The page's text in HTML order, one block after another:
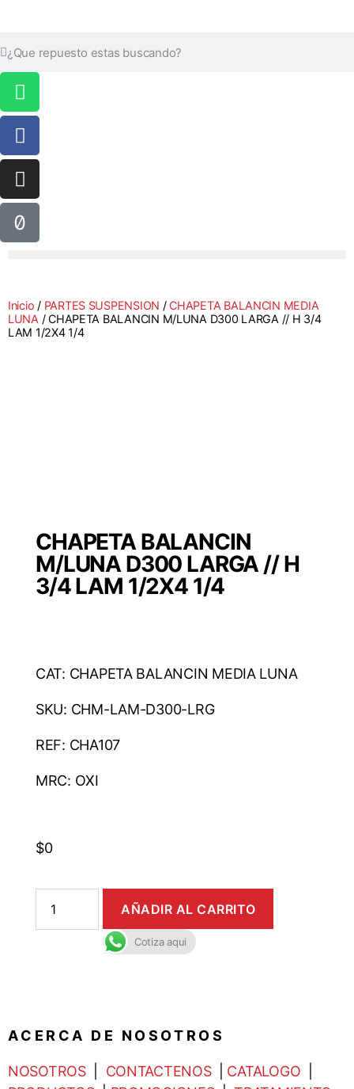
Inicio / PARTES SUSPENSION / CHAPETA BALANCIN MEDIA
LUNA / CHAPETA BALANCIN M/LUNA D300 LARGA // H 3/4
LAM 1/2X4 1/4
CHAPETA BALANCIN
M/LUNA D300 LARGA // H
3/4 LAM 1/2X4 1/4
CAT: CHAPETA BALANCIN MEDIA LUNA
SKU: CHM-LAM-D300-LRG
REF: CHA107
MRC: OXI
$0
AÑADIR AL CARRITO
Cotiza aqui
A C E R C A D E N O S O T R O S
NOSOTROS| CONTACTENOS| CATALOGO